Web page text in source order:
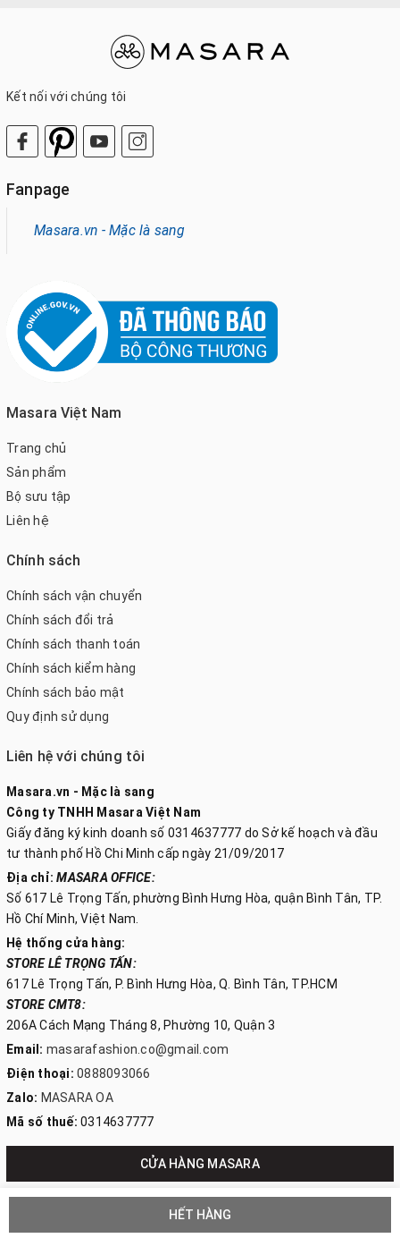
HẾT HÀNG
Kết nối với chúng tôi
Fanpage
Masara.vn - Mặc là sang
Masara Việt Nam
Trang chủ
Sản phẩm
Bộ sưu tập
Liên hệ
Chính sách
Chính sách vận chuyển
Chính sách đổi trả
Chính sách thanh toán
Chính sách kiểm hàng
Chính sách bảo mật
Quy định sử dụng
Liên hệ với chúng tôi
Masara.vn - Mặc là sang
Công ty TNHH Masara Việt Nam
Giấy đăng ký kinh doanh số 0314637777 do Sở kế hoạch và đầu
tư thành phố Hồ Chi Minh cấp ngày 21/09/2017
Địa chỉ: MASARA OFFICE:
Số 617 Lê Trọng Tấn, phường Bình Hưng Hòa, quận Bình Tân, TP.
Hồ Chí Minh, Việt Nam.
Hệ thống cửa hàng:
STORE LÊ TRỌNG TẤN:
617 Lê Trọng Tấn, P. Bình Hưng Hòa, Q. Bình Tân, TP.HCM
STORE CMT8:
206A Cách Mạng Tháng 8, Phường 10, Quận 3
Email: masarafashion.co@gmail.com
Điện thoại: 0888093066
Zalo: MASARA OA
Mã số thuế: 0314637777
CỬA HÀNG MASARA
CÔNG TY TNHH MASARA VIỆT NAM
Cung cấp bởiSapo